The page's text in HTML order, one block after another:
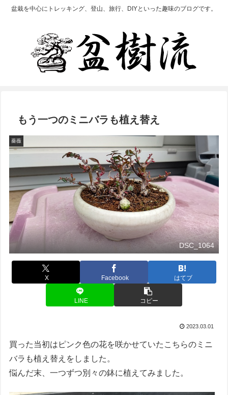
盆栽を中心にトレッキング、登山、旅行、DIYといった趣味のブログです。
もう一つのミニバラも植え替え
薔薇
DSC_1064
X Facebook はてブ
LINE コピー
2023.03.01
買った当初はピンク色の花を咲かせていたこちらのミニ
バラも植え替えをしました。
悩んだ末、一つずつ別々の鉢に植えてみました。